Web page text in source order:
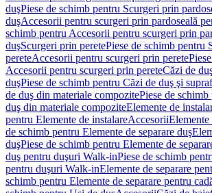
duşPiese de schimb pentru Scurgeri prin
duşAccesorii pentru scurgeri prin pardoseală
schimb pentru Accesorii pentru scurgeri prin
duşScurgeri prin peretePiese de schimb pentru
pereteAccesorii pentru scurgeri prin perete
Accesorii pentru scurgeri prin pereteCăzi de
duşPiese de schimb pentru Căzi de duş şi
de duş din materiale compozitePiese de
duş din materiale compoziteElemente de
pentru Elemente de instalareAccesoriiElemente
de schimb pentru Elemente de separare duş
duşPiese de schimb pentru Elemente de
duş pentru duşuri Walk-inPiese de schimb
pentru duşuri Walk-inElemente de separare
schimb pentru Elemente de separare pentru